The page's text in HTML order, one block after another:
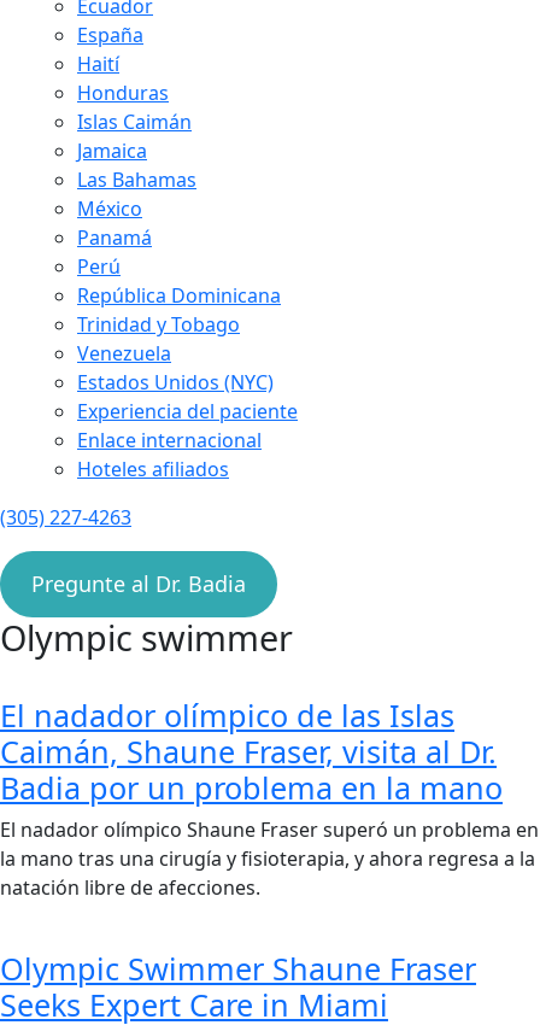
Ecuador
España
Haití
Honduras
Islas Caimán
Jamaica
Las Bahamas
México
Panamá
Perú
República Dominicana
Trinidad y Tobago
Venezuela
Estados Unidos (NYC)
Experiencia del paciente
Enlace internacional
Hoteles afiliados
(305) 227-4263
Pregunte al Dr. Badia
Olympic swimmer
El nadador olímpico de las Islas
Caimán, Shaune Fraser, visita al Dr.
Badia por un problema en la mano
El nadador olímpico Shaune Fraser superó un problema en
la mano tras una cirugía y fisioterapia, y ahora regresa a la
natación libre de afecciones.
Olympic Swimmer Shaune Fraser
Seeks Expert Care in Miami